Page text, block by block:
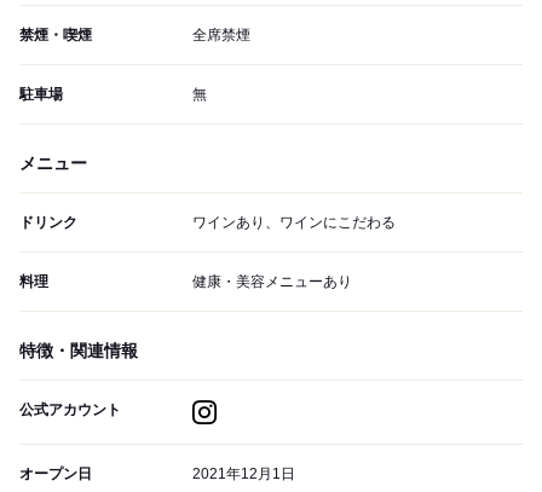
禁煙・喫煙 全席禁煙
駐車場 無
メニュー
ドリンク ワインあり、ワインにこだわる
料理 健康・美容メニューあり
特徴・関連情報
公式アカウント
オープン日 2021年12月1日